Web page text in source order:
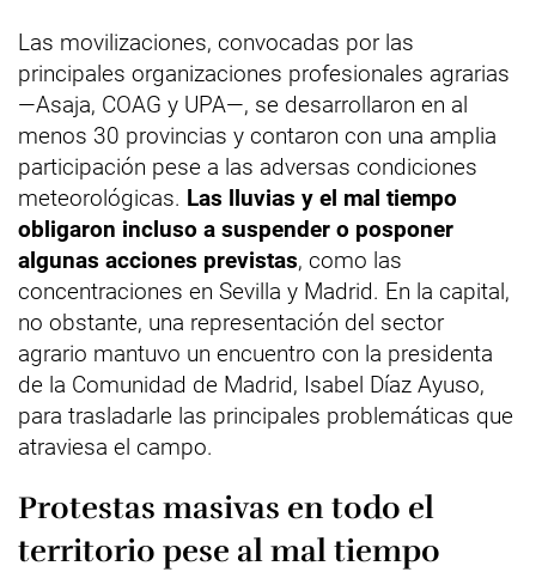
Las movilizaciones, convocadas por las
principales organizaciones profesionales agrarias
—Asaja, COAG y UPA—, se desarrollaron en al
menos 30 provincias y contaron con una amplia
participación pese a las adversas condiciones
meteorológicas. Las lluvias y el mal tiempo
obligaron incluso a suspender o posponer
algunas acciones previstas, como las
concentraciones en Sevilla y Madrid. En la capital,
no obstante, una representación del sector
agrario mantuvo un encuentro con la presidenta
de la Comunidad de Madrid, Isabel Díaz Ayuso,
para trasladarle las principales problemáticas que
atraviesa el campo.
Protestas masivas en todo el
territorio pese al mal tiempo